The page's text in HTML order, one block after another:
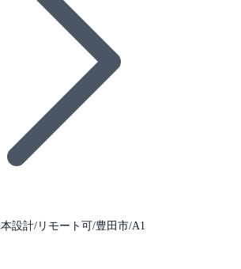
設計/リモート可/豊田市/A1